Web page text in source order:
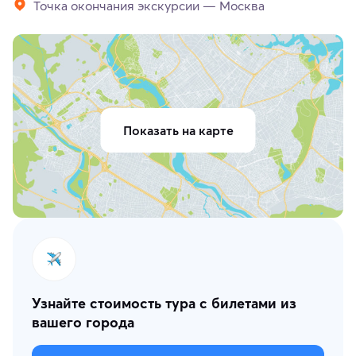
Точка окончания экскурсии — Москва
Показать на карте
Узнайте стоимость тура с билетами из
вашего города